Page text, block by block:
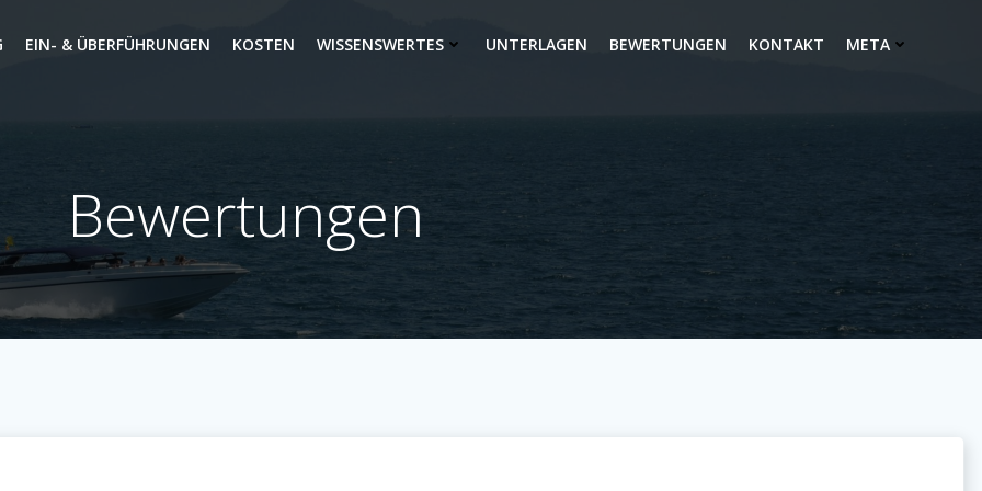
EIN- & ÜBERFÜHRUNGEN KOSTEN WISSENSWERTES UNTERLAGEN BEWERTUNGEN KONTAKT META
Bewertungen